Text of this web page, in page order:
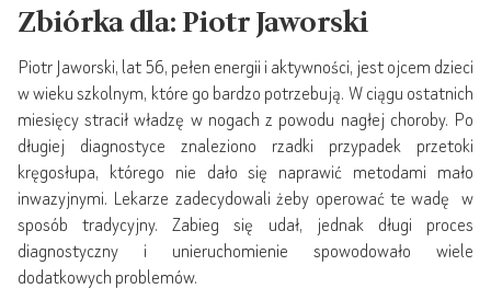
Zbiórka dla: Piotr Jaworski
Piotr Jaworski, lat 56, pełen energii i aktywności, jest ojcem dzieci
w wieku szkolnym, które go bardzo potrzebują. W ciągu ostatnich
miesięcy stracił władzę w nogach z powodu nagłej choroby. Po
długiej diagnostyce znaleziono rzadki przypadek przetoki
kręgosłupa, którego nie dało się naprawić metodami mało
inwazyjnymi. Lekarze zadecydowali żeby operować te wadę w
sposób tradycyjny. Zabieg się udał, jednak długi proces
diagnostyczny i unieruchomienie spowodowało wiele
dodatkowych problemów.